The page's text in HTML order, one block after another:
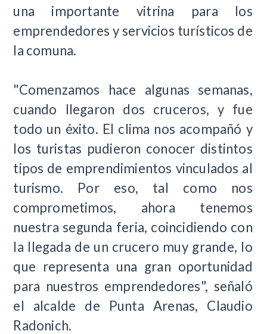
una importante vitrina para los
emprendedores y servicios turísticos de
la comuna.
"Comenzamos hace algunas semanas,
cuando llegaron dos cruceros, y fue
todo un éxito. El clima nos acompañó y
los turistas pudieron conocer distintos
tipos de emprendimientos vinculados al
turismo. Por eso, tal como nos
comprometimos, ahora tenemos
nuestra segunda feria, coincidiendo con
la llegada de un crucero muy grande, lo
que representa una gran oportunidad
para nuestros emprendedores", señaló
el alcalde de Punta Arenas, Claudio
Radonich.